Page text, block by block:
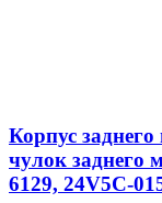
Корпус заднего
чулок заднего
6129, 24V5C-